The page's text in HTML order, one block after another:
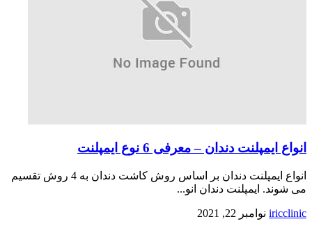
انواع ایمپلنت دندان – معرفی 6 نوع ایمپلنت
انواع ایمپلنت دندان بر اساس روش کاشت دندان به 4 روش تقسیم
می شوند. ایمپلنت دندان انو...
iricclinic نوامبر 22, 2021